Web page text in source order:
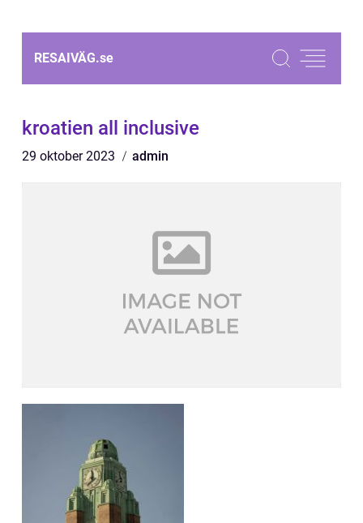
RESAIVÄG.se
kroatien all inclusive
29 oktober 2023 admin